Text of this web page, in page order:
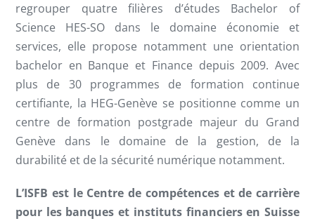
regrouper quatre filières d’études Bachelor of
Science HES-SO dans le domaine économie et
services, elle propose notamment une orientation
bachelor en Banque et Finance depuis 2009. Avec
plus de 30 programmes de formation continue
certifiante, la HEG-Genève se positionne comme un
centre de formation postgrade majeur du Grand
Genève dans le domaine de la gestion, de la
durabilité et de la sécurité numérique notamment.
L’ISFB est le Centre de compétences et de carrière
pour les banques et instituts financiers en Suisse